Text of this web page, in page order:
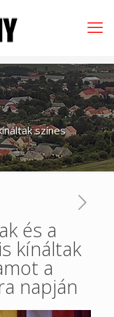
színes
és a
kínáltak
a
napján